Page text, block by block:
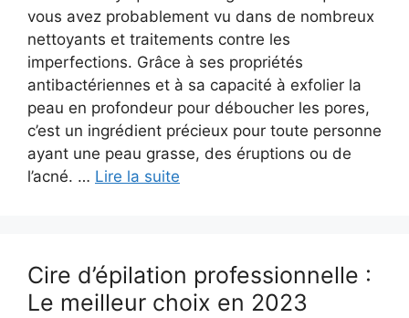
vous avez probablement vu dans de nombreux
nettoyants et traitements contre les
imperfections. Grâce à ses propriétés
antibactériennes et à sa capacité à exfolier la
peau en profondeur pour déboucher les pores,
c’est un ingrédient précieux pour toute personne
ayant une peau grasse, des éruptions ou de
l’acné. … Lire la suite
Cire d’épilation professionnelle :
Le meilleur choix en 2023